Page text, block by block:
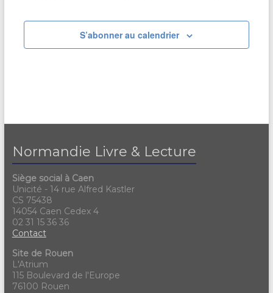
S’abonner au calendrier
Normandie Livre & Lecture
Siège social à Caen
Unicité - 14 rue Alfred Kastler
CS 75438
14054 Caen Cedex 4
02 31 15 36 36
Contact
Site de Rouen
L'Atrium
115 Boulevard de l'Europe
76100 Rouen